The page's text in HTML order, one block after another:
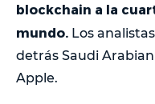
blockchain a la
mundo. Los
detrás Saudi
Apple.